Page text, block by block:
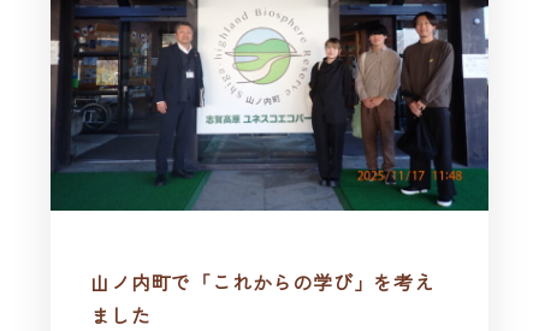
山ノ内町で「これからの学び」を考え
ました